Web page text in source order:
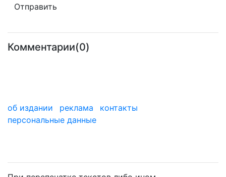
Комментарии(0)
об издании реклама
контакты
персональные данные